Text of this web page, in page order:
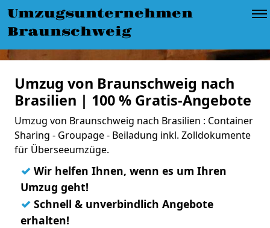
Umzugsunternehmen
Braunschweig
Umzug von Braunschweig nach
Brasilien | 100 % Gratis-Angebote
Umzug von Braunschweig nach Brasilien : Container
Sharing - Groupage - Beiladung inkl. Zolldokumente
für Überseeumzüge.
✓ Wir helfen Ihnen, wenn es um Ihren
Umzug geht!
✓ Schnell & unverbindlich Angebote
erhalten!